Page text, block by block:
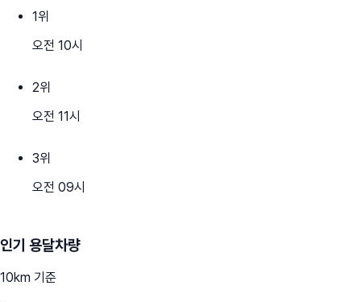
1위
오전 10시
2위
오전 11시
3위
오전 09시
인기 용달차량
10km 기준